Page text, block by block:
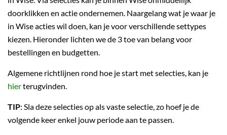
doorklikken en actie ondernemen. Naargelang wat je waar je
in Wise acties wil doen, kan je voor verschillende settypes
kiezen. Hieronder lichten we de 3 toe van belang voor
bestellingen en budgetten.
Algemene richtlijnen rond hoe je start met selecties, kan je
hierterugvinden.
TIP: Sla deze selecties op als vaste selectie, zo hoef je de
volgende keer enkel jouw periode aan te passen.